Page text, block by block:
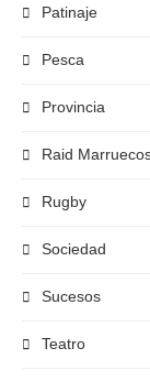
Patinaje
Pesca
Provincia
Raid
Rugby
Sociedad
Sucesos
Teatro